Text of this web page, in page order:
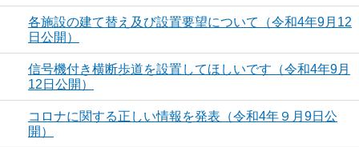
各施設の建て替え及び設置要望について（令和4年9月12
日公開）
信号機付き横断歩道を設置してほしいです（令和4年9月
12日公開）
コロナに関する正しい情報を発表（令和4年９月9日公
開）